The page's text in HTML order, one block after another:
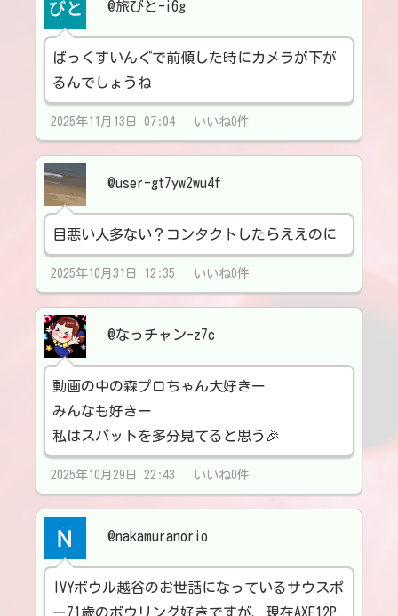
@旅びと-i6g
ばっくすいんぐで前傾した時にカメラが下が
るんでしょうね
2025年11月13日 07:04 いいね0件
@user-gt7yw2wu4f
目悪い人多ない？コンタクトしたらええのに
2025年10月31日 12:35 いいね0件
@なっチャン-z7c
動画の中の森プロちゃん大好きー
みんなも好きー
私はスパットを多分見てると思う🎉
2025年10月29日 22:43 いいね0件
@nakamuranorio
IVYボウル越谷のお世話になっているサウスポ
ー71歳のボウリング好きですが、現在AXE12P